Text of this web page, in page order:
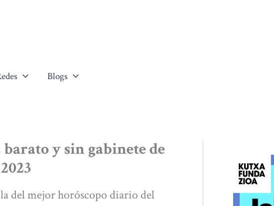
Blogs
y sin gabinete de
del mejor horóscopo diario del